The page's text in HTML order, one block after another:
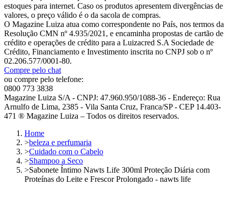
estoques para internet. Caso os produtos apresentem divergências de
valores, o preço válido é o da sacola de compras.
O Magazine Luiza atua como correspondente no País, nos termos da
Resolução CMN nº 4.935/2021, e encaminha propostas de cartão de
crédito e operações de crédito para a Luizacred S.A Sociedade de
Crédito, Financiamento e Investimento inscrita no CNPJ sob o nº
02.206.577/0001-80.
Compre pelo chat
ou compre pelo telefone:
0800 773 3838
Magazine Luiza S/A - CNPJ: 47.960.950/1088-36 - Endereço: Rua
Arnulfo de Lima, 2385 - Vila Santa Cruz, Franca/SP - CEP 14.403-
471 ® Magazine Luiza – Todos os direitos reservados.
Home
>beleza e perfumaria
>Cuidado com o Cabelo
>Shampoo a Seco
>Sabonete Íntimo Nawts Life 300ml Proteção Diária com
Proteínas do Leite e Frescor Prolongado - nawts life